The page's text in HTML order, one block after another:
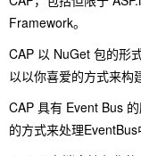
Framework。
CAP 以 NuGet 包的形
以以你喜爱的方式来构
CAP 具有 Event Bus
的方式来处理EventBus